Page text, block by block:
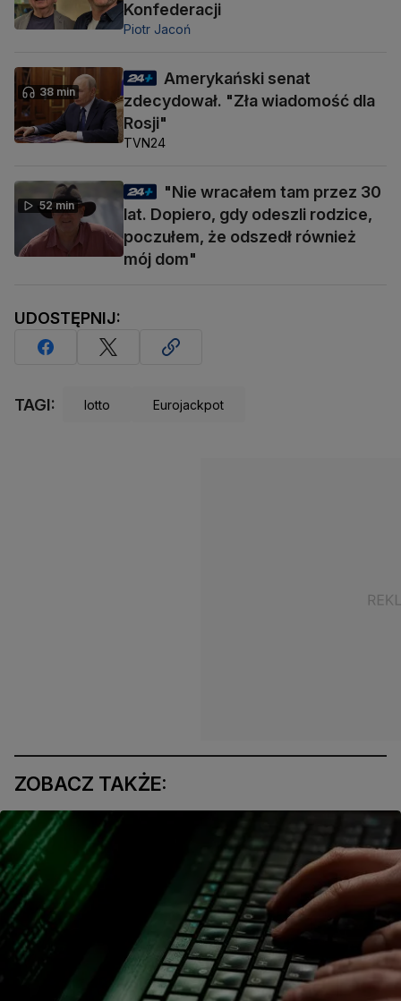
Konfederacji
Piotr Jacoń
38 min
Amerykański senat
zdecydował. "Zła wiadomość dla
Rosji"
TVN24
52 min
"Nie wracałem tam przez 30
lat. Dopiero, gdy odeszli rodzice,
poczułem, że odszedł również
mój dom"
UDOSTĘPNIJ:
TAGI: lotto Eurojackpot
ZOBACZ TAKŻE: